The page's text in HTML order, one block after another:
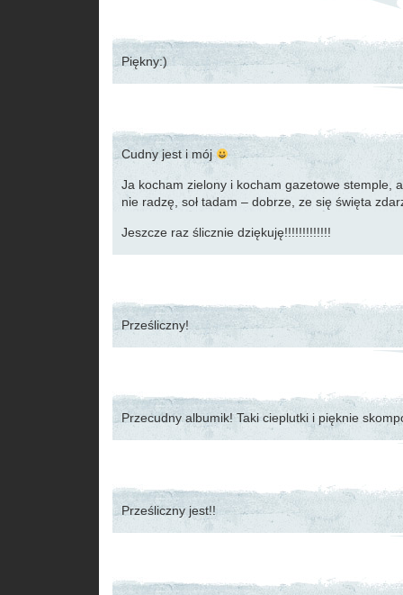
Piękny:)
Cudny jest i mój
Ja kocham zielony i kocham gazetowe stemple,
nie radzę, soł tadam – dobrze, ze się święta
Jeszcze raz ślicznie dziękuję!!!!!!!!!!!!!
Prześliczny!
Przecudny albumik! Taki cieplutki i pięknie
Prześliczny jest!!